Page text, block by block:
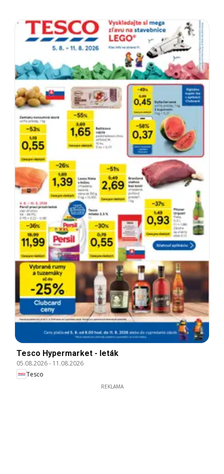
Tesco Hypermarket - leták
05.08.2026- 11.08.2026
Tesco
REKLAMA